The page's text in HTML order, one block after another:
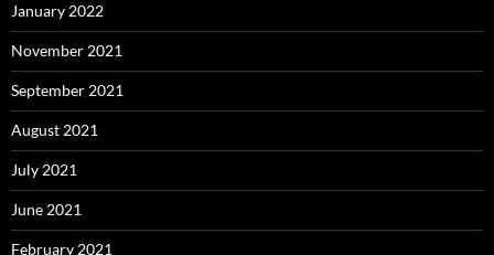
January 2022
November 2021
September 2021
August 2021
July 2021
June 2021
February 2021